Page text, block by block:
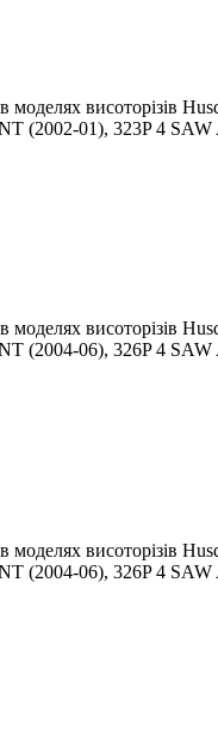
моделях висоторізів
(2002-01), 323P 4
моделях висоторізів
(2004-06), 326P 4
моделях висоторізів
(2004-06), 326P 4